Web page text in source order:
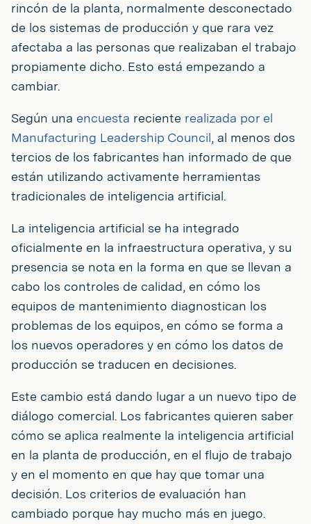
rincón de la planta, normalmente desconectado
de los sistemas de producción y que rara vez
afectaba a las personas que realizaban el trabajo
propiamente dicho. Esto está empezando a
cambiar.
Según una encuesta reciente realizada por el
Manufacturing Leadership Council, al menos dos
tercios de los fabricantes han informado de que
están utilizando activamente herramientas
tradicionales de inteligencia artificial.
La inteligencia artificial se ha integrado
oficialmente en la infraestructura operativa, y su
presencia se nota en la forma en que se llevan a
cabo los controles de calidad, en cómo los
equipos de mantenimiento diagnostican los
problemas de los equipos, en cómo se forma a
los nuevos operadores y en cómo los datos de
producción se traducen en decisiones.
Este cambio está dando lugar a un nuevo tipo de
diálogo comercial. Los fabricantes quieren saber
cómo se aplica realmente la inteligencia artificial
en la planta de producción, en el flujo de trabajo
y en el momento en que hay que tomar una
decisión. Los criterios de evaluación han
cambiado porque hay mucho más en juego.